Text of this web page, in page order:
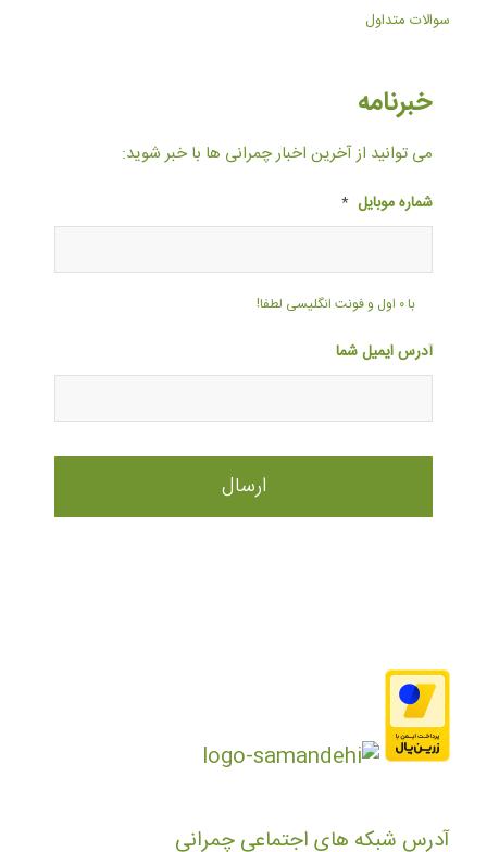
سوالات متداول
خبرنامه
می توانید از آخرین اخبار چمرانی ها با خبر شوید:
شماره موبایل *
با ۰ اول و فونت انگلیسی لطفا!
آدرس ایمیل شما
آدرس شبکه های اجتماعی چمرانی